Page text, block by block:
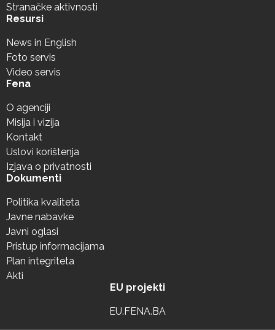
Stranačke aktivnosti
Resursi
News in English
Foto servis
Video servis
Fena
O agenciji
Misija i vizija
Kontakt
Uslovi korištenja
Izjava o privatnosti
Dokumenti
Politika kvaliteta
Javne nabavke
Javni oglasi
Pristup informacijama
Plan integriteta
Akti
EU projekti
EU.FENA.BA